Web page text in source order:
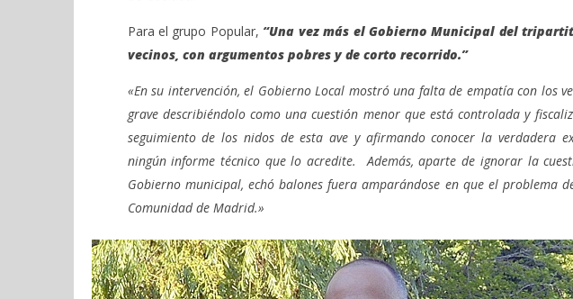
Para el grupo Popular, “Una vez más el Gobierno Municipal del
vecinos, con argumentos pobres y de corto recorrido.”
«En su intervención, el Gobierno Local mostró una falta de empatía con los
grave describiéndolo como una cuestión menor que está controlada y
seguimiento de los nidos de esta ave y afirmando conocer la verdadera
ningún informe técnico que lo acredite. Además, aparte de ignorar la
Gobierno municipal, echó balones fuera amparándose en que el problema
Comunidad de Madrid.»